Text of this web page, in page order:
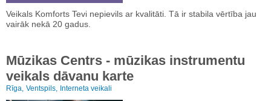
Veikals Komforts Tevi nepievils ar kvalitāti. Tā ir stabila vērtība jau
vairāk nekā 20 gadus.
Mūzikas Centrs - mūzikas instrumentu
veikals dāvanu karte
Rīga, Ventspils, Interneta veikali